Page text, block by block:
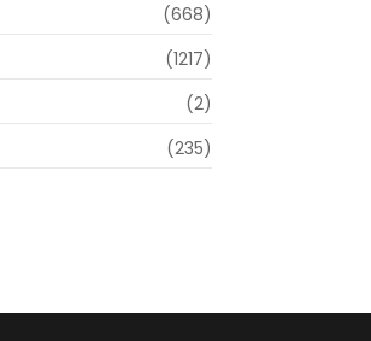
(668)
(1217)
(2)
(235)